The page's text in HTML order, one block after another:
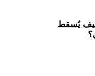
كيف يُسقط